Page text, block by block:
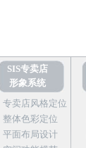
SIS专卖店
形象系统
专卖店风格定位
整体色彩定位
平面布局设计